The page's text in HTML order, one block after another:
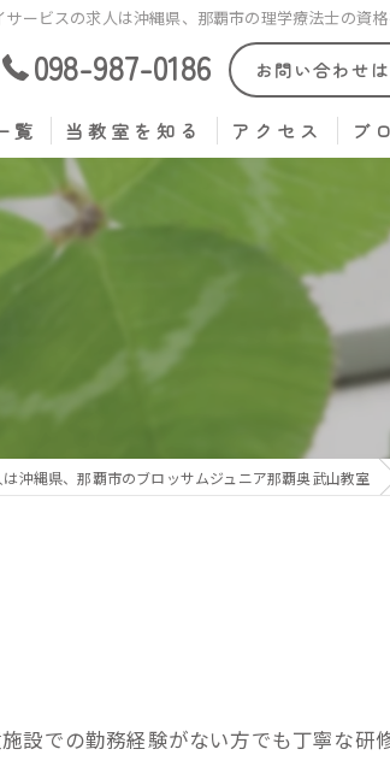
サービスの求人は沖縄県、那覇市の理学療法士の資
098-987-0186 お問い合わせ
覧 当教室を知る
保育士
作業療法士
アクセス ブ
沖縄県、那覇市のブロッサムジュニア那覇奥武山教室
設での勤務経験がない方でも丁寧な研